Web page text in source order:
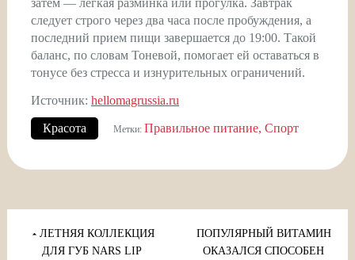
затем — легкая разминка или прогулка. Завтрак
следует строго через два часа после пробуждения, а
последний прием пищи завершается до 19:00. Такой
баланс, по словам Тоневой, помогает ей оставаться в
тонусе без стресса и изнурительных ограничений.
Источник: hellomagrussia.ru
Красота Метки: Правильное питание Спорт
Навигация
по ЛЕТНЯЯ КОЛЛЕКЦИЯ
ДЛЯ ГУБ NARS LIP
ПОПУЛЯРНЫЙ ВИТАМИН
ОКАЗАЛСЯ СПОСОБЕН